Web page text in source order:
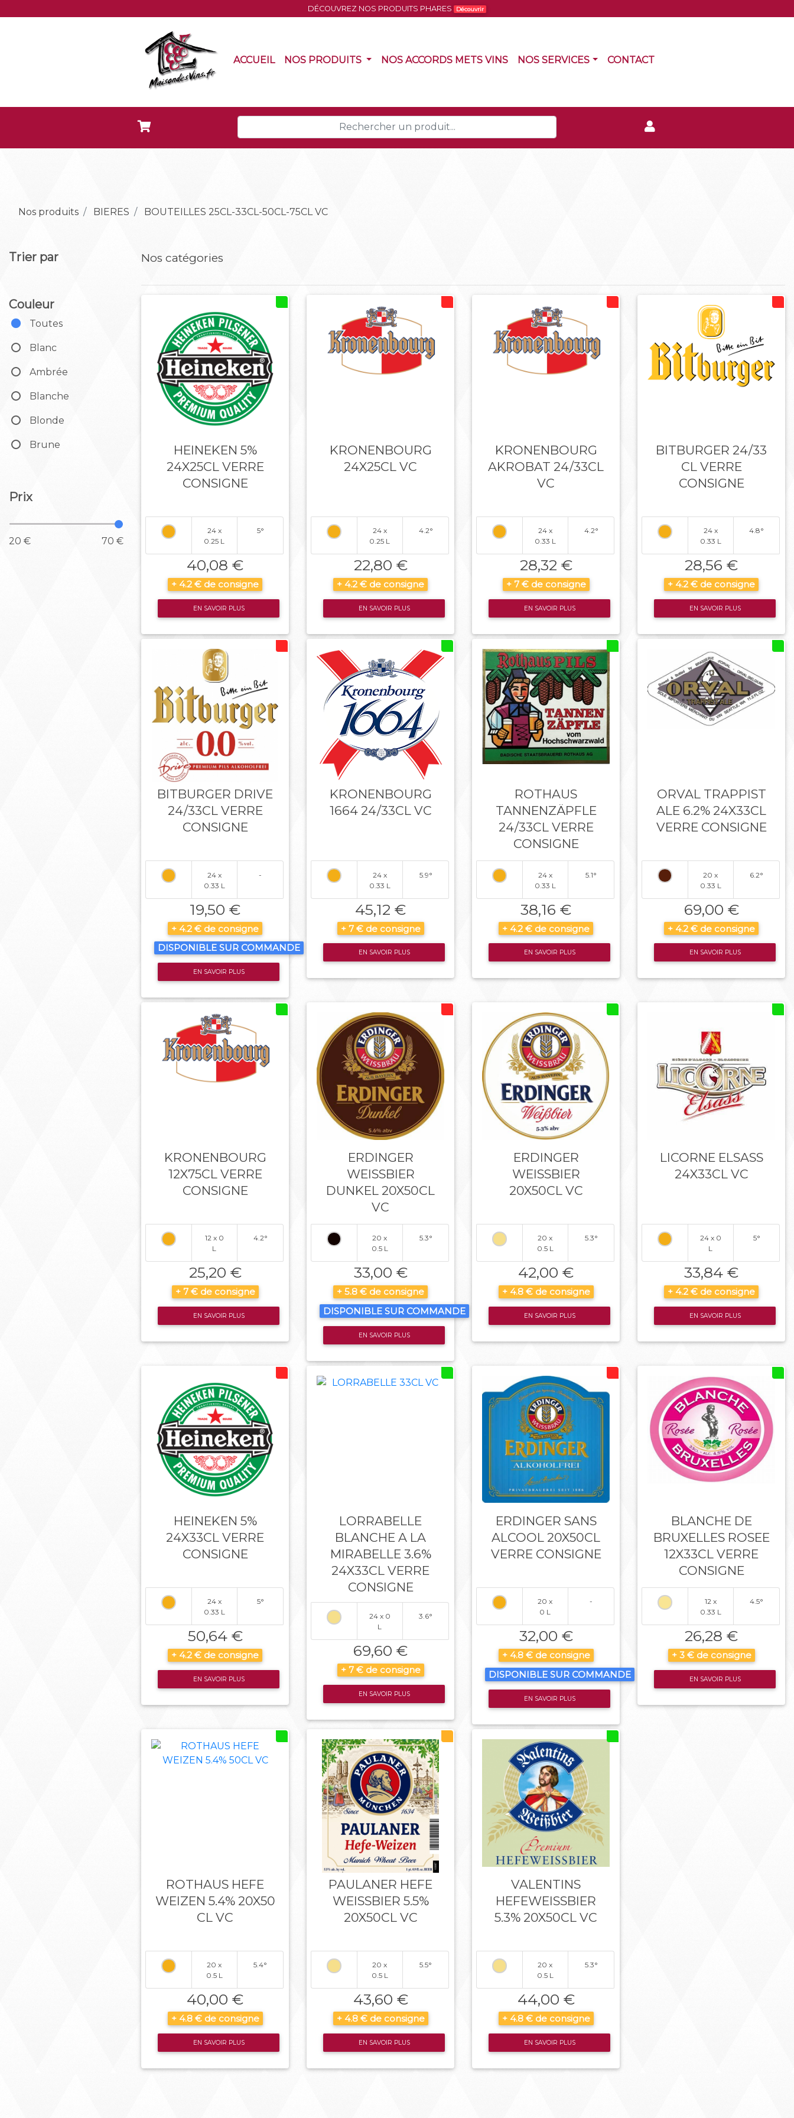
DÉCOUVREZ NOS PRODUITS PHARES Découvrir
ACCUEIL(CURRENT)
NOS PRODUITS (CURRENT)
NOS ACCORDS METS VINS(CURRENT)
NOS SERVICES CONTACT(CURRENT)
Nos produits BIERES BOUTEILLES 25CL-33CL-50CL-75CL VC
Trier par
Couleur
Toutes
Blanc
Ambrée
Blanche
Blonde
Brune
Prix
20 € 70 €
Nos catégories
HEINEKEN 5%
24X25CL VERRE
CONSIGNE
24 x
0.25 L
5°
40,08 €
+ 4.2 € de consigne
EN SAVOIR PLUS
KRONENBOURG
24X25CL VC
24 x
0.25 L
4.2°
22,80 €
+ 4.2 € de consigne
EN SAVOIR PLUS
KRONENBOURG
AKROBAT 24/33CL
VC
24 x
0.33 L
4.2°
28,32 €
+ 7 € de consigne
EN SAVOIR PLUS
BITBURGER 24/33
CL VERRE
CONSIGNE
24 x
0.33 L
4.8°
28,56 €
+ 4.2 € de consigne
EN SAVOIR PLUS
BITBURGER DRIVE
24/33CL VERRE
CONSIGNE
24 x
0.33 L
-
19,50 €
+ 4.2 € de consigne
DISPONIBLE SUR COMMANDE
EN SAVOIR PLUS
KRONENBOURG
1664 24/33CL VC
24 x
0.33 L
5.9°
45,12 €
+ 7 € de consigne
EN SAVOIR PLUS
ROTHAUS
TANNENZÄPFLE
24/33CL VERRE
CONSIGNE
24 x
0.33 L
5.1°
38,16 €
+ 4.2 € de consigne
EN SAVOIR PLUS
ORVAL TRAPPIST
ALE 6.2% 24X33CL
VERRE CONSIGNE
20 x
0.33 L
6.2°
69,00 €
+ 4.2 € de consigne
EN SAVOIR PLUS
KRONENBOURG
12X75CL VERRE
CONSIGNE
12 x 0
L
4.2°
25,20 €
+ 7 € de consigne
EN SAVOIR PLUS
ERDINGER
WEISSBIER
DUNKEL 20X50CL
VC
20 x
0.5 L
5.3°
33,00 €
+ 5.8 € de consigne
DISPONIBLE SUR COMMANDE
EN SAVOIR PLUS
ERDINGER
WEISSBIER
20X50CL VC
20 x
0.5 L
5.3°
42,00 €
+ 4.8 € de consigne
EN SAVOIR PLUS
LICORNE ELSASS
24X33CL VC
24 x 0
L
5°
33,84 €
+ 4.2 € de consigne
EN SAVOIR PLUS
HEINEKEN 5%
24X33CL VERRE
CONSIGNE
24 x
0.33 L
5°
50,64 €
+ 4.2 € de consigne
EN SAVOIR PLUS
LORRABELLE
BLANCHE A LA
MIRABELLE 3.6%
24X33CL VERRE
CONSIGNE
24 x 0
L
3.6°
69,60 €
+ 7 € de consigne
EN SAVOIR PLUS
ERDINGER SANS
ALCOOL 20X50CL
VERRE CONSIGNE
20 x
0 L
-
32,00 €
+ 4.8 € de consigne
DISPONIBLE SUR COMMANDE
EN SAVOIR PLUS
BLANCHE DE
BRUXELLES ROSEE
12X33CL VERRE
CONSIGNE
12 x
0.33 L
4.5°
26,28 €
+ 3 € de consigne
EN SAVOIR PLUS
ROTHAUS HEFE
WEIZEN 5.4% 20X50
CL VC
20 x
0.5 L
5.4°
40,00 €
+ 4.8 € de consigne
EN SAVOIR PLUS
PAULANER HEFE
WEISSBIER 5.5%
20X50CL VC
20 x
0.5 L
5.5°
43,60 €
+ 4.8 € de consigne
EN SAVOIR PLUS
VALENTINS
HEFEWEISSBIER
5.3% 20X50CL VC
20 x
0.5 L
5.3°
44,00 €
+ 4.8 € de consigne
EN SAVOIR PLUS